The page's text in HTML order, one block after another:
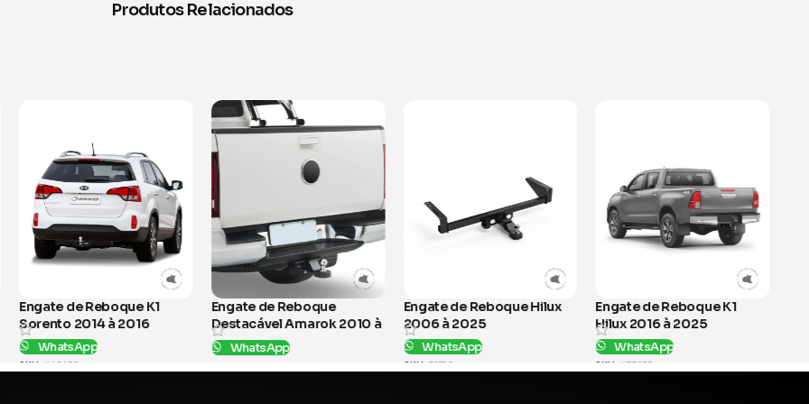
Produtos Relacionados
Engate de Reboque
Destacável Amarok 2010 à
2025WhatsApp
Engate de Reboque Hilux
2006 à 2025
WhatsApp
Engate de Reboque K1
Hilux 2016 à 2025
WhatsApp
Engate de Reboque
CD | CS 2013 à 2023
WhatsApp
SKU: